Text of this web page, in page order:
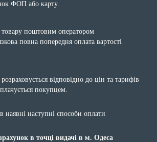
ФОП або карту.
товару поштовим оператором
повна попередня оплата вартості
відповідно до цін та тарифів
покупцем.
наявні наступні способи оплати
в точці видачі в м. Одеса